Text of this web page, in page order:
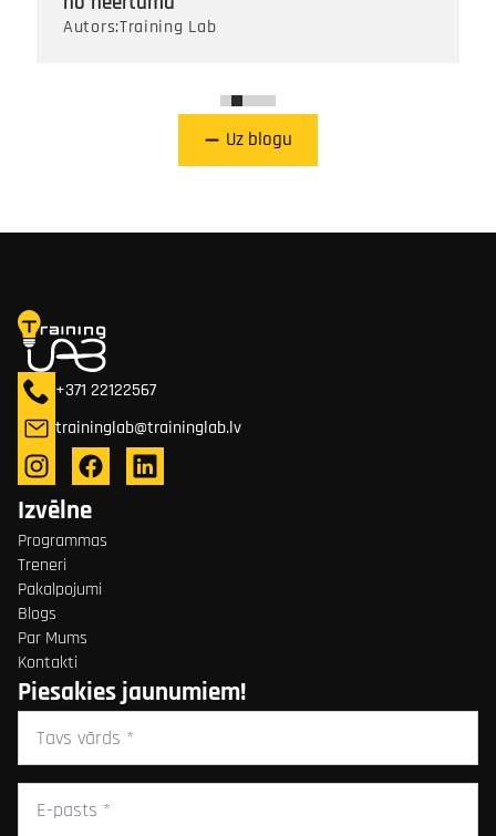
Autors:Training Lab
Uz blogu
+371 22122567
traininglab@traininglab.lv
Izvēlne
Programmas
Treneri
Pakalpojumi
Blogs
Par Mums
Kontakti
Piesakies jaunumiem!
Tavs
vārds
*
E-
pasts